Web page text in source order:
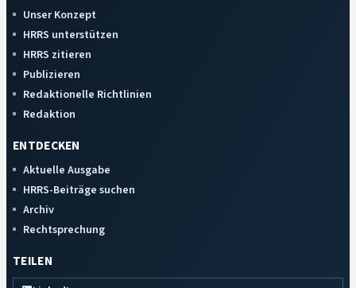
Unser Konzept
HRRS unterstützen
HRRS zitieren
Publizieren
Redaktionelle Richtlinien
Redaktion
ENTDECKEN
Aktuelle Ausgabe
HRRS-Beiträge suchen
Archiv
Rechtsprechung
TEILEN